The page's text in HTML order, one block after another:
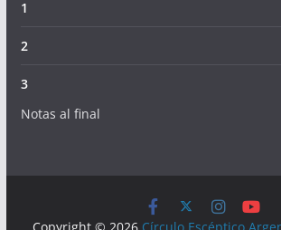
1
2
3
Notas al final